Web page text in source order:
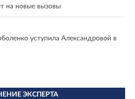
на новые вызовы
уступила Александровой в
ЭКСПЕРТА